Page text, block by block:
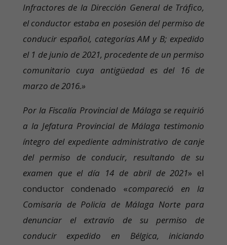
Infractores de la Dirección General de Tráfico,
el conductor estaba en posesión del permiso de
conducir español, categorías AM y B; expedido
el 1 de junio de 2021, procedente de un permiso
comunitario cuya antigüedad es del 16 de
marzo de 2016.»
Por la Fiscalía Provincial de Málaga se requirió
a la Jefatura Provincial de Málaga testimonio
íntegro del expediente administrativo de canje
del permiso de conducir, resultando de su
examen que el día 14 de abril de 2021» el
conductor condenado «compareció en la
Comisaría de Policía de Málaga Norte para
denunciar el extravío de su permiso de
conducir expedido en Bélgica, iniciando